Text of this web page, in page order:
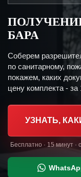
БАРА
Соберем
по санитарному,
покажем, каких
цену комплекта - за
УЗНАТЬ,
Бесплатно · 15 минут